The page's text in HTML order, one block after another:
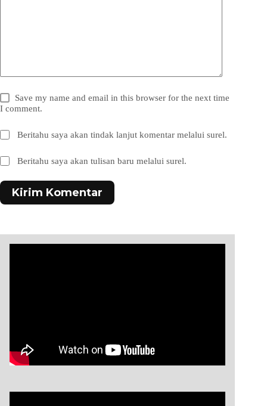
Save my name and email in this browser for the next time
I comment.
Beritahu saya akan tindak lanjut komentar melalui surel.
Beritahu saya akan tulisan baru melalui surel.
Kirim Komentar